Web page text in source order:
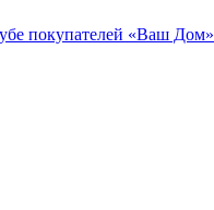
покупателей «Ваш Дом»